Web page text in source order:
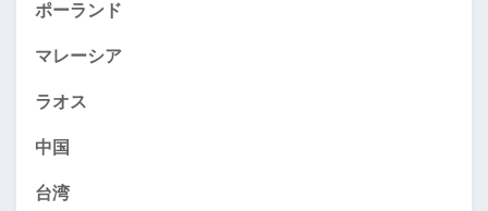
ポーランド
マレーシア
ラオス
中国
台湾